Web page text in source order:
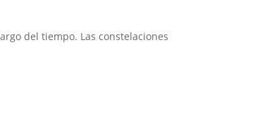
del tiempo. Las constelaciones